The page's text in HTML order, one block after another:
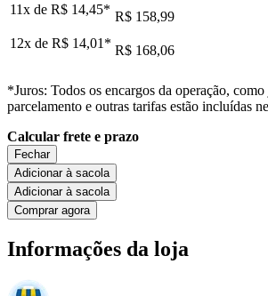
11x de R$ 14,45* R$ 158,99
12x de R$ 14,01 * R$ 168,06
*Juros: Todos os encargos da operação,
parcelamento e outras tarifas estão incluídas
Calcular frete e prazo
Fechar
Adicionar à sacola
Adicionar à sacola
Comprar agora
Informações da loja